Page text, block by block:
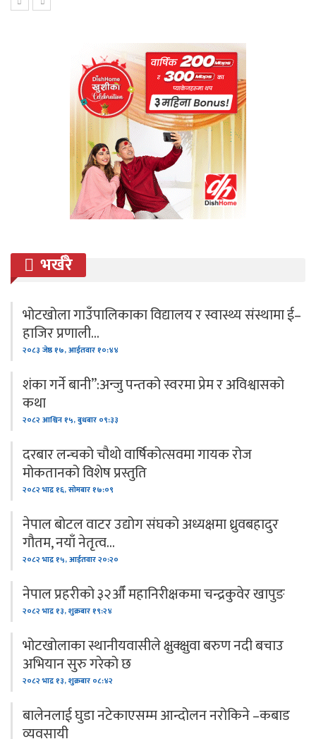
भर्खरै
भोटखोला गाउँपालिकाका विद्यालय र स्वास्थ्य संस्थामा ई–
हाजिर प्रणाली…
२०८३ जेष्ठ १७, आईतवार १०:४४
शंका गर्ने बानी”:अन्जु पन्तको स्वरमा प्रेम र अविश्वासको
कथा
२०८२ आश्विन १५, बुधबार ०९:३३
दरबार लन्चको चौथो वार्षिकोत्सवमा गायक रोज
मोकतानको विशेष प्रस्तुति
२०८२ भाद्र १६, सोमबार १७:०९
नेपाल बोटल वाटर उद्योग संघको अध्यक्षमा ध्रुवबहादुर
गौतम, नयाँ नेतृत्व…
२०८२ भाद्र १५, आईतवार २०:२०
नेपाल प्रहरीको ३२औँ महानिरीक्षकमा चन्द्रकुवेर खापुङ
२०८२ भाद्र १३, शुक्रबार १९:२४
भोटखोलाका स्थानीयवासीले क्षुक्क्षुवा बरुण नदी बचाउ
अभियान सुरु गरेको छ
२०८२ भाद्र १३, शुक्रबार ०८:४२
बालेनलाई घुडा नटेकाएसम्म आन्दोलन नरोकिने –कबाड
व्यवसायी